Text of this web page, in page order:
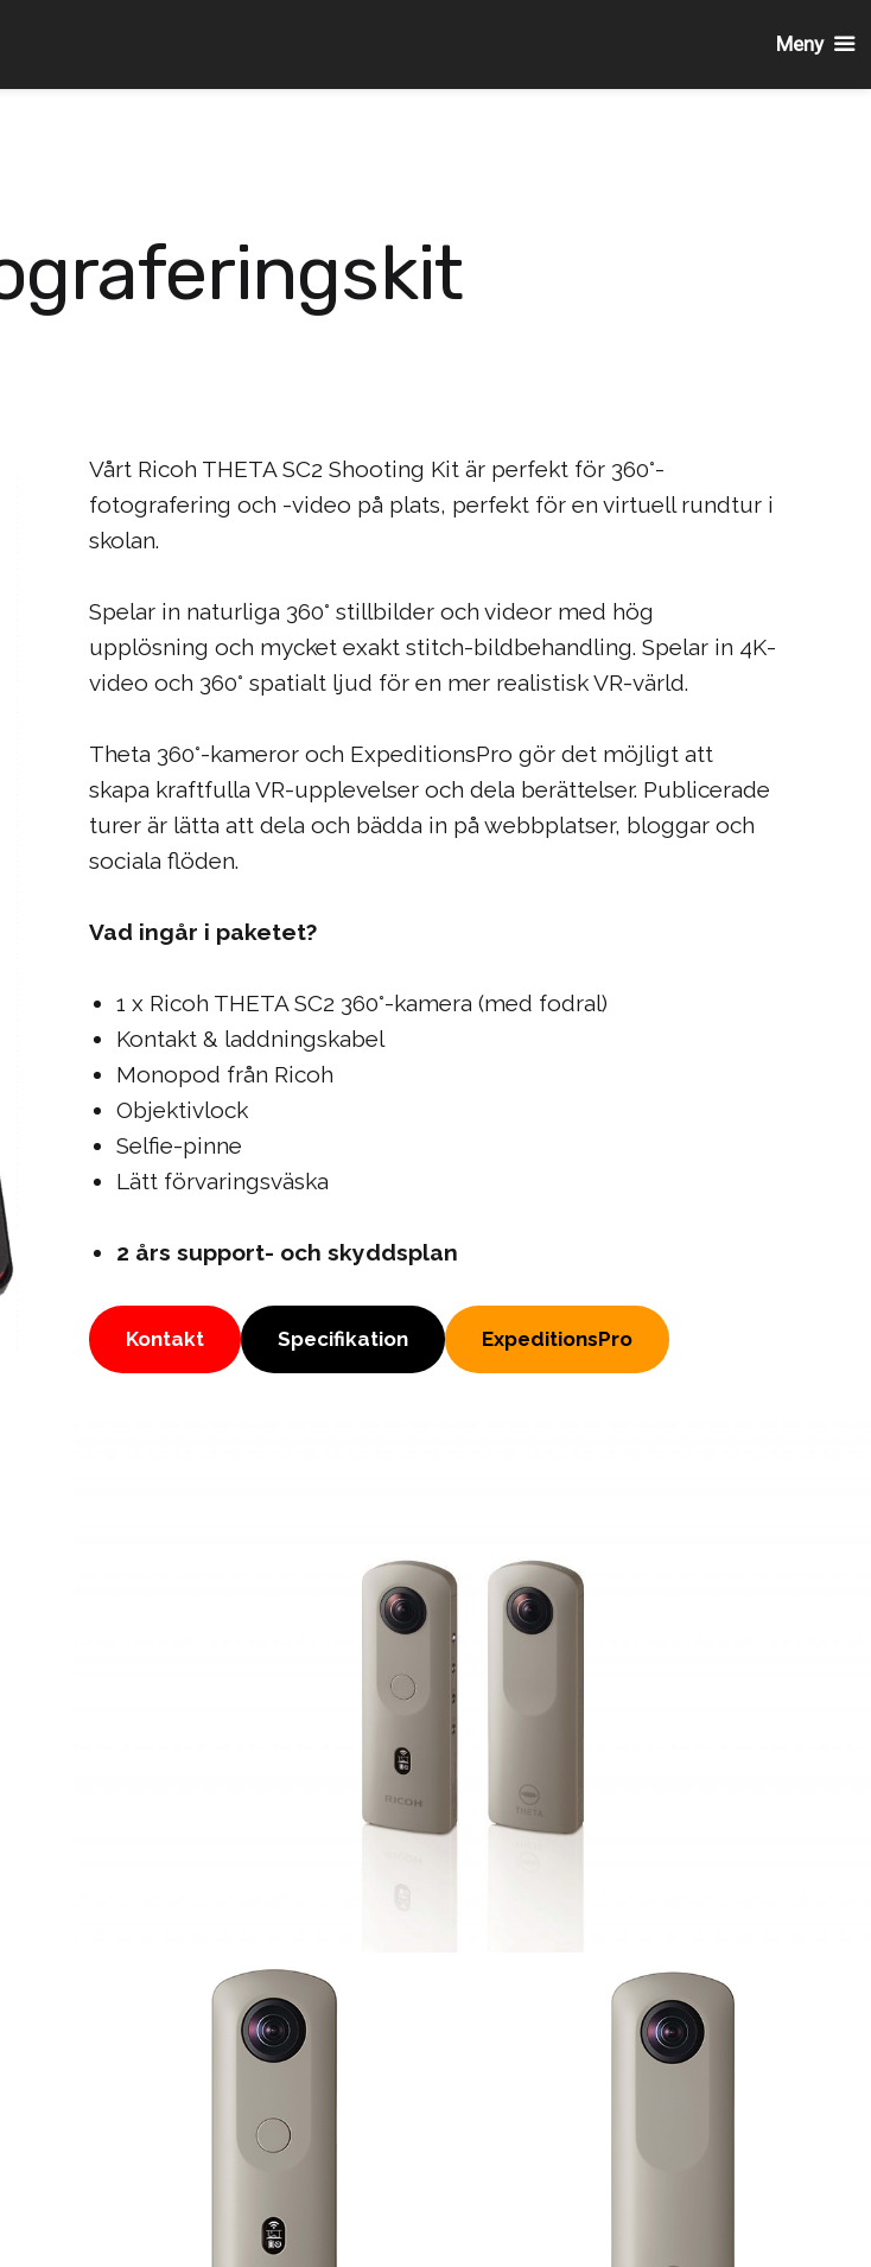
Vårt Ricoh THETA SC2 Shooting Kit är perfekt för 360°-
fotografering och -video på plats, perfekt för en virtuell rundtur i
skolan.
Spelar in naturliga 360° stillbilder och videor med hög
upplösning och mycket exakt stitch-bildbehandling. Spelar in 4K-
video och 360° spatialt ljud för en mer realistisk VR-värld.
Theta 360°-kameror och ExpeditionsPro gör det möjligt att
skapa kraftfulla VR-upplevelser och dela berättelser. Publicerade
turer är lätta att dela och bädda in på webbplatser, bloggar och
sociala flöden.
Vad ingår i paketet?
1 x Ricoh THETA SC2 360°-kamera (med fodral)
Kontakt & laddningskabel
Monopod från Ricoh
Objektivlock
Selfie-pinne
Lätt förvaringsväska
2 års support- och skyddsplan
Kontakt Specifikation ExpeditionsPro
Meny